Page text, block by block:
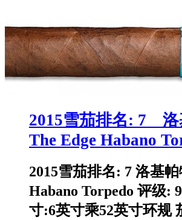
2015雪茄排名: 7
The Edge Habano
2015雪茄排名: 7 洛基
Habano Torpedo 评级:
寸:6英寸乘52英寸环规